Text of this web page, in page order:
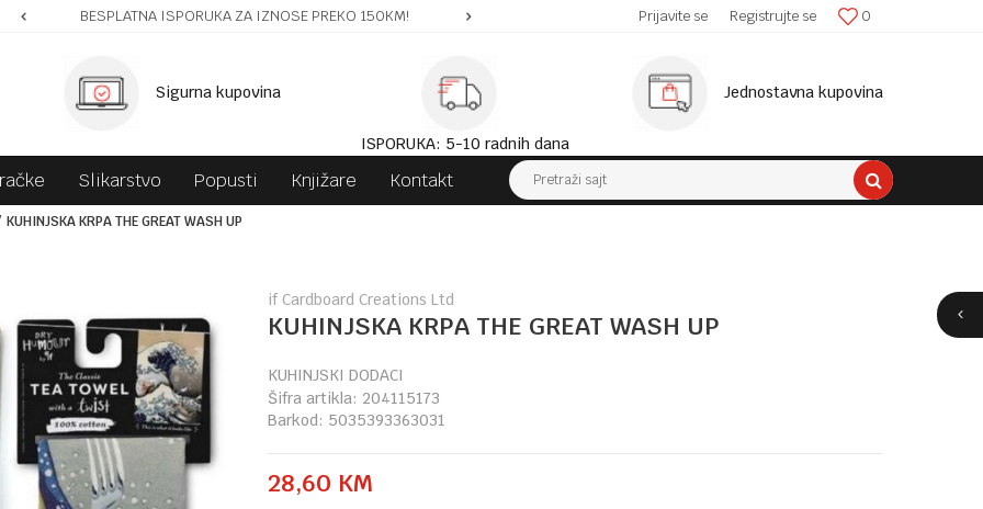
BESPLATNA ISPORUKA ZA IZNOSE PREKO 150KM! SIGURNA ISPORUKA! 0
Prijavite se Registrujte se
Sigurna kupovina
ISPORUKA: 5-10 radnih dana
Jednostavna kupovina
Slikarstvo Popusti Knjižare Kontakt Pretraži sajt
KUHINJSKA KRPA THE GREAT WASH UP
if Cardboard Creations Ltd
KUHINJSKA KRPA THE GREAT WASH UP
KUHINJSKI DODACI
Šifra artikla: 204115173
Barkod: 5035393363031
28,60 KM